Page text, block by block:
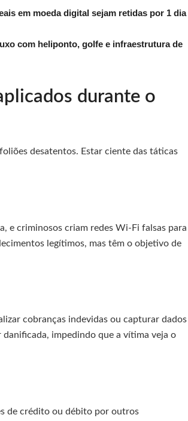
em moeda digital sejam retidas por 1 dia
com heliponto, golfe e infraestrutura de
durante o
desatentos. Estar ciente das táticas
e criminosos criam redes Wi-Fi falsas para
legítimos, mas têm o objetivo de
cobranças indevidas ou capturar dados
danificada, impedindo que a vítima veja o
de crédito ou débito por outros